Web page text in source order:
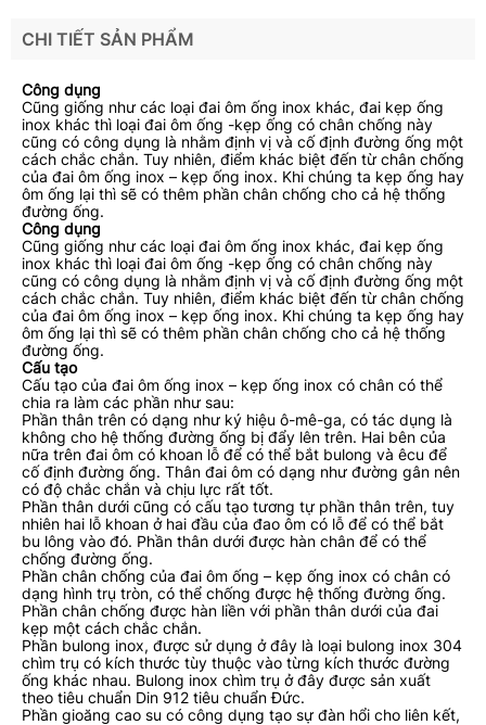
CHI TIẾT SẢN PHẨM
Công dụng
Cũng giống như các loại đai ôm ống inox khác, đai kẹp ống
inox khác thì loại đai ôm ống -kẹp ống có chân chống này
cũng có công dụng là nhằm định vị và cố định đường ống một
cách chắc chắn. Tuy nhiên, điểm khác biệt đến từ chân chống
của đai ôm ống inox – kẹp ống inox. Khi chúng ta kẹp ống hay
ôm ống lại thì sẽ có thêm phần chân chống cho cả hệ thống
đường ống.
Công dụng
Cũng giống như các loại đai ôm ống inox khác, đai kẹp ống
inox khác thì loại đai ôm ống -kẹp ống có chân chống này
cũng có công dụng là nhằm định vị và cố định đường ống một
cách chắc chắn. Tuy nhiên, điểm khác biệt đến từ chân chống
của đai ôm ống inox – kẹp ống inox. Khi chúng ta kẹp ống hay
ôm ống lại thì sẽ có thêm phần chân chống cho cả hệ thống
đường ống.
Cấu tạo
Cấu tạo của đai ôm ống inox – kẹp ống inox có chân có thể
chia ra làm các phần như sau:
Phần thân trên có dạng như ký hiệu ô-mê-ga, có tác dụng là
không cho hệ thống đường ống bị đẩy lên trên. Hai bên của
nữa trên đai ôm có khoan lỗ để có thể bắt bulong và êcu để
cố định đường ống. Thân đai ôm có dạng như đường gân nên
có độ chắc chắn và chịu lực rất tốt.
Phần thân dưới cũng có cấu tạo tương tự phần thân trên, tuy
nhiên hai lỗ khoan ở hai đầu của đao ôm có lỗ để có thể bắt
bu lông vào đó. Phần thân dưới được hàn chân để có thể
chống đường ống.
Phần chân chống của đai ôm ống – kẹp ống inox có chân có
dạng hình trụ tròn, có thể chống được hệ thống đường ống.
Phần chân chống được hàn liền với phần thân dưới của đai
kẹp một cách chắc chắn.
Phần bulong inox, được sử dụng ở đây là loại bulong inox 304
chìm trụ có kích thước tùy thuộc vào từng kích thước đường
ống khác nhau. Bulong inox chìm trụ ở đây được sản xuất
theo tiêu chuẩn Din 912 tiêu chuẩn Đức.
Phần gioăng cao su có công dụng tạo sự đàn hổi cho liên kết,